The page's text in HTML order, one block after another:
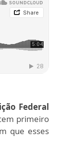
Federal
primeiro
que esses